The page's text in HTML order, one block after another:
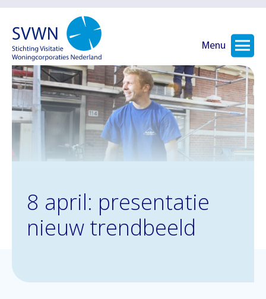
Menu
8 april: presentatie
nieuw trendbeeld